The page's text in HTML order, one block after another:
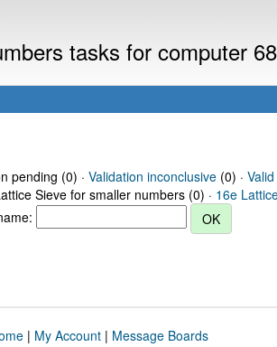
tasks for computer
pending (0) · Validation inconclusive(0) · Valid
Sieve for smaller numbers (0) · 16e
| My Account| Message Boards